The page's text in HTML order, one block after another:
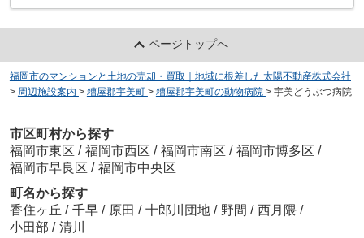
ページトップへ
福岡市のマンションと土地の売却・買取｜地域に根差した太陽不動産株式会社
> 周辺施設案内 > 糟屋郡宇美町 > 糟屋郡宇美町の動物病院 > 宇美どうぶつ病院
市区町村から探す
福岡市東区 / 福岡市西区 / 福岡市南区 / 福岡市博多区 /
福岡市早良区 / 福岡市中央区
町名から探す
香住ヶ丘 / 千早 / 原田 / 十郎川団地 / 野間 / 西月隈 /
小田部 / 清川